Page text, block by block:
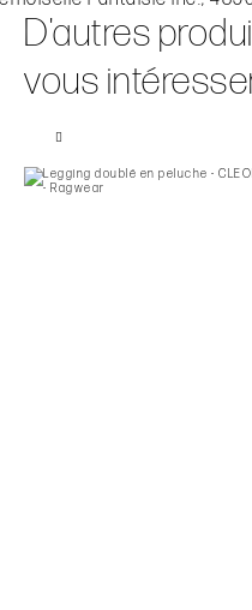
D'autres
vous